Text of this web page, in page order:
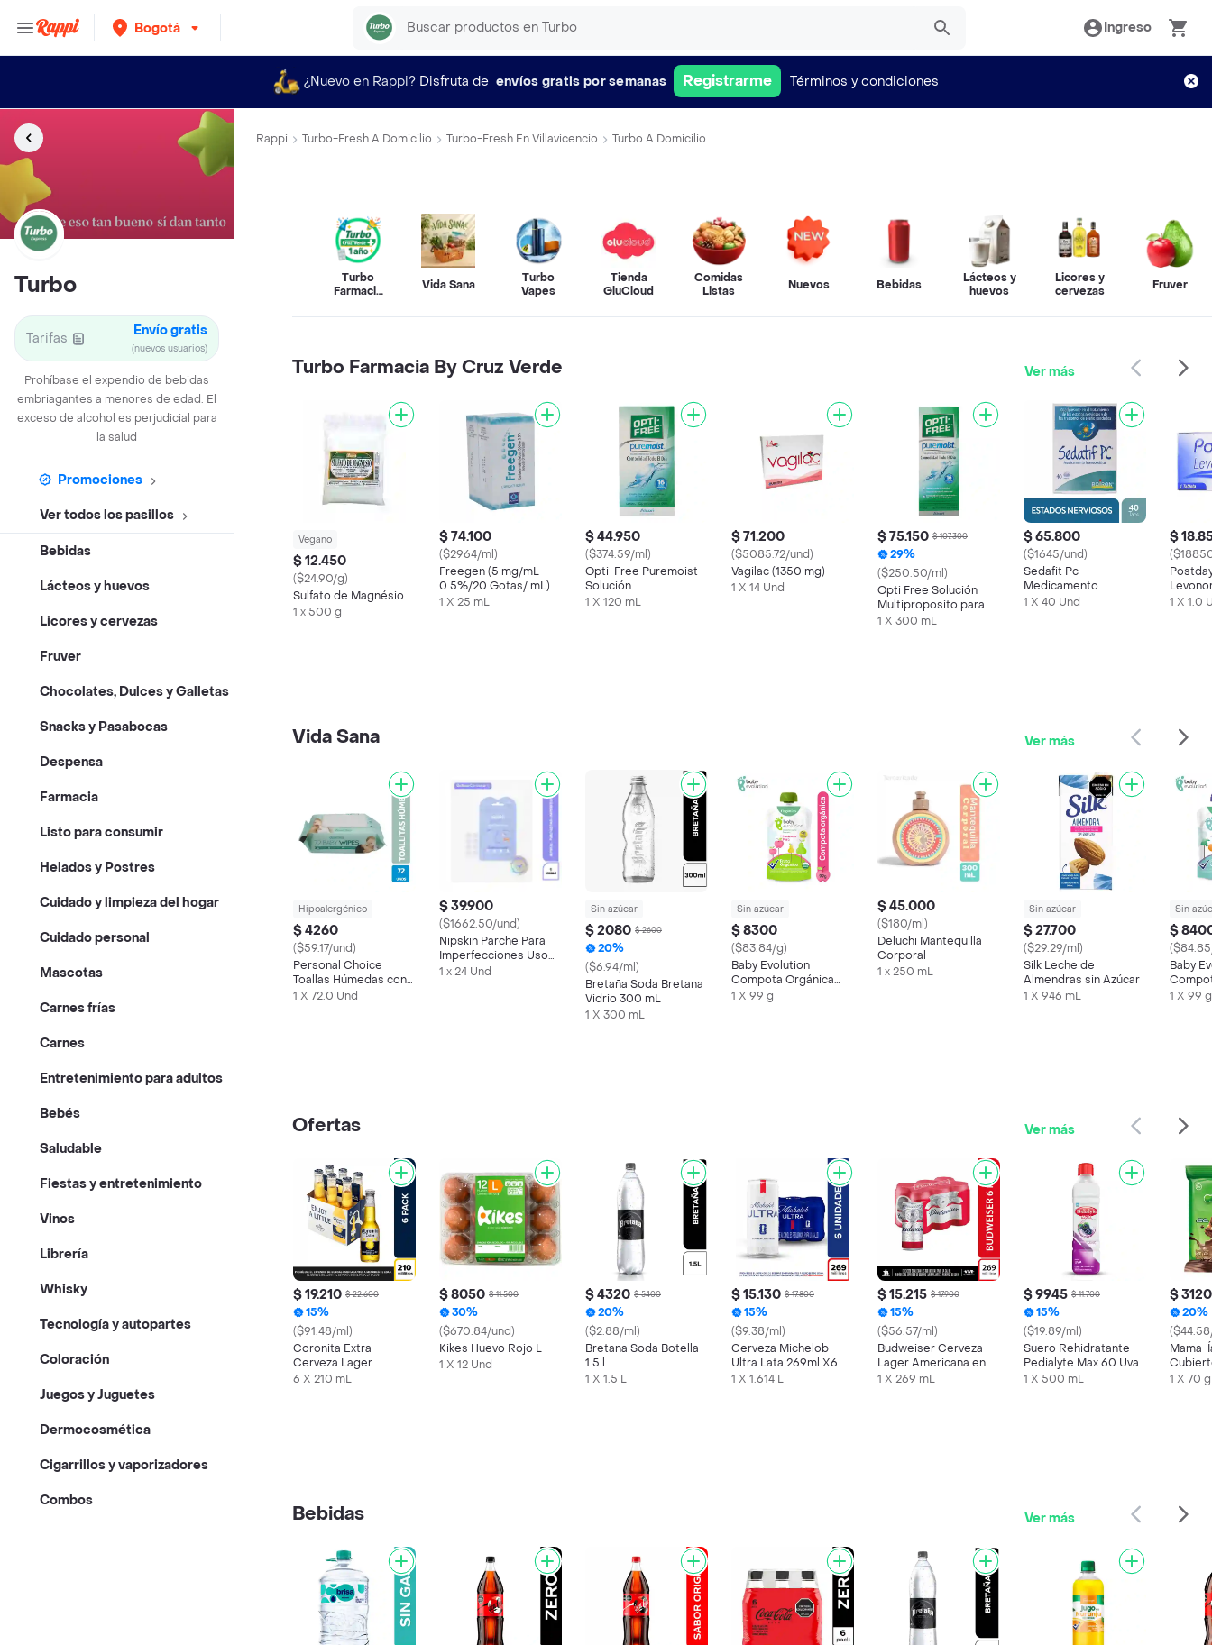
Bogotá Ingreso
¿Nuevo en Rappi? Disfruta de envíos gratis por semanas Registrarme Términos y condiciones
Turbo
Tarifas Envío gratis
(nuevos usuarios)
Prohíbase el expendio de bebidas
embriagantes a menores de edad. El
exceso de alcohol es perjudicial para
la salud
Promociones
Ver todos los pasillos
Bebidas
Lácteos y huevos
Licores y cervezas
Fruver
Chocolates, Dulces y Galletas
Snacks y Pasabocas
Despensa
Farmacia
Listo para consumir
Helados y Postres
Cuidado y limpieza del hogar
Cuidado personal
Mascotas
Carnes frías
Carnes
Entretenimiento para adultos
Bebés
Saludable
Fiestas y entretenimiento
Vinos
Librería
Whisky
Tecnología y autopartes
Coloración
Juegos y Juguetes
Dermocosmética
Cigarrillos y vaporizadores
Combos
Rappi Turbo-Fresh A Domicilio Turbo-Fresh En Villavicencio Turbo A Domicilio
Turbo
Farmacia
Verde
Vida Sana
Turbo
Vapes
Tienda
GluCloud
Comidas
Listas
Nuevos Bebidas
Lácteos y
huevos
Licores y
cervezas
Fruver
Turbo Farmacia By Cruz Verde Ver más
Vegano
$ 12.450
($24.90/g)
Sulfato de Magnésio
1 x 500 g
$ 74.100
($2964/ml)
Freegen (5 mg/mL
0.5%/20 Gotas/ mL)
1 X 25 mL
$ 44.950
($374.59/ml)
Opti-Free Puremoist
Solución
Desinfectante
1 X 120 mL
$ 71.200
($5085.72/und)
Vagilac (1350 mg)
1 X 14 Und
$ 75.150 $ 107.300
29%
($250.50/ml)
Opti Free Solución
Multiproposito para
Lentes de Contacto
1 X 300 mL
$ 65.800
($1645/und)
Sedafit Pc
Medicamento
Homeopático
1 X 40 Und
$
mg)
1 X 1.0
Vida Sana Ver más
Hipoalergénico
$ 4260
($59.17/und)
Personal Choice
Toallas Húmedas con
Aloe Vera
1 X 72.0 Und
$ 39.900
($1662.50/und)
Nipskin Parche Para
Imperfecciones Uso
de Día
1 x 24 Und
Sin azúcar
$ 2080 $ 2600
20%
($6.94/ml)
Bretaña Soda Bretana
Vidrio 300 mL
1 X 300 mL
Sin azúcar
$ 8300
($83.84/g)
Baby Evolution
Compota Orgánica
Manzana Pera. 0g de
1 X 99 g
$ 45.000
($180/ml)
Deluchi Mantequilla
Corporal
1 x 250 mL
Sin azúcar
$ 27.700
($29.29/ml)
Silk Leche de
Almendras sin Azúcar
1 X 946 mL
Sin
$
Baby
1 X 99 g
Ofertas Ver más
$ 19.210 $ 22.600
15%
($91.48/ml)
Coronita Extra
Cerveza Lager
6 X 210 mL
$ 8050 $ 11.500
30%
($670.84/und)
Kikes Huevo Rojo L
1 X 12 Und
$ 4320 $ 5400
20%
($2.88/ml)
Bretana Soda Botella
1.5 l
1 X 1.5 L
$ 15.130 $ 17.800
15%
($9.38/ml)
Cerveza Michelob
Ultra Lata 269ml X6
1 X 1.614 L
$ 15.215 $ 17.900
15%
($56.57/ml)
Budweiser Cerveza
Lager Americana en
Lata
1 X 269 mL
$ 9945 $ 11.700
15%
($19.89/ml)
Suero Rehidratante
Pedialyte Max 60 Uva
Frasco 500 mL
1 X 500 mL
$ 3120
20%
Mama-
1 X 70 g
Bebidas Ver más